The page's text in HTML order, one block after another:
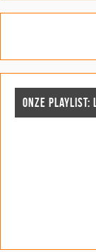
ONZE PLAYLIST: